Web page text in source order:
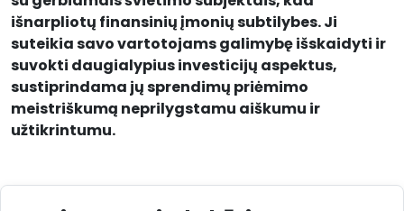
išnarpliotų finansinių įmonių subtilybes. Ji
suteikia savo vartotojams galimybę išskaidyti ir
suvokti daugialypius investicijų aspektus,
sustiprindama jų sprendimų priėmimo
meistriškumą neprilygstamu aiškumu ir
užtikrintumu.